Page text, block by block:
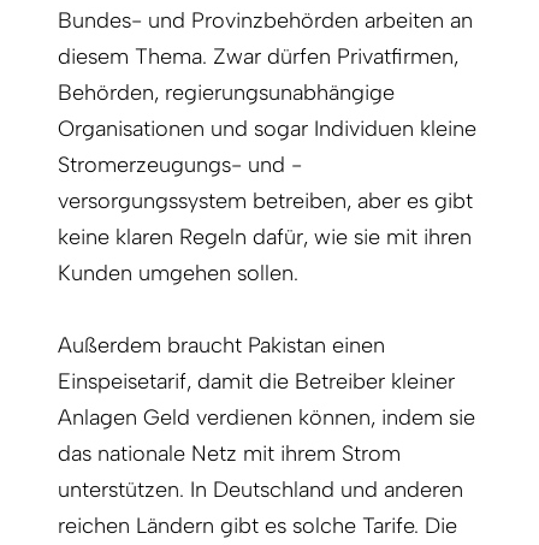
Bundes- und Provinzbehörden arbeiten an
diesem Thema. Zwar dürfen Privatfirmen,
Behörden, regierungsunabhängige
Organisationen und sogar Individuen kleine
Stromerzeugungs- und -
versorgungssystem betreiben, aber es gibt
keine klaren Regeln dafür, wie sie mit ihren
Kunden umgehen sollen.
Außerdem braucht Pakistan einen
Einspeisetarif, damit die Betreiber kleiner
Anlagen Geld verdienen können, indem sie
das nationale Netz mit ihrem Strom
unterstützen. In Deutschland und anderen
reichen Ländern gibt es solche Tarife. Die